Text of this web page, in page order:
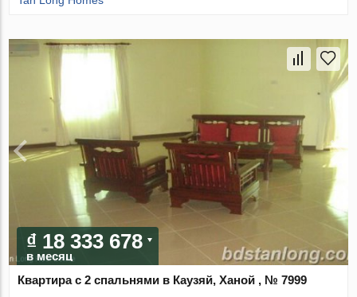
₫ 18 333 678
в месяц
Квартира с 2 спальнями в Каузяй, Ханой , № 7999